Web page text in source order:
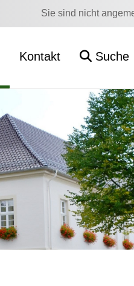
Sie sind nicht
Kontakt Suche